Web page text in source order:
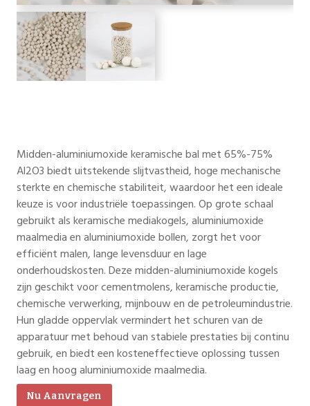
Midden-aluminiumoxide keramische bal met 65%-75%
Al2O3 biedt uitstekende slijtvastheid, hoge mechanische
sterkte en chemische stabiliteit, waardoor het een ideale
keuze is voor industriële toepassingen. Op grote schaal
gebruikt als keramische mediakogels, aluminiumoxide
maalmedia en aluminiumoxide bollen, zorgt het voor
efficiënt malen, lange levensduur en lage
onderhoudskosten. Deze midden-aluminiumoxide kogels
zijn geschikt voor cementmolens, keramische productie,
chemische verwerking, mijnbouw en de petroleumindustrie.
Hun gladde oppervlak vermindert het schuren van de
apparatuur met behoud van stabiele prestaties bij continu
gebruik, en biedt een kosteneffectieve oplossing tussen
laag en hoog aluminiumoxide maalmedia.
Nu Aanvragen